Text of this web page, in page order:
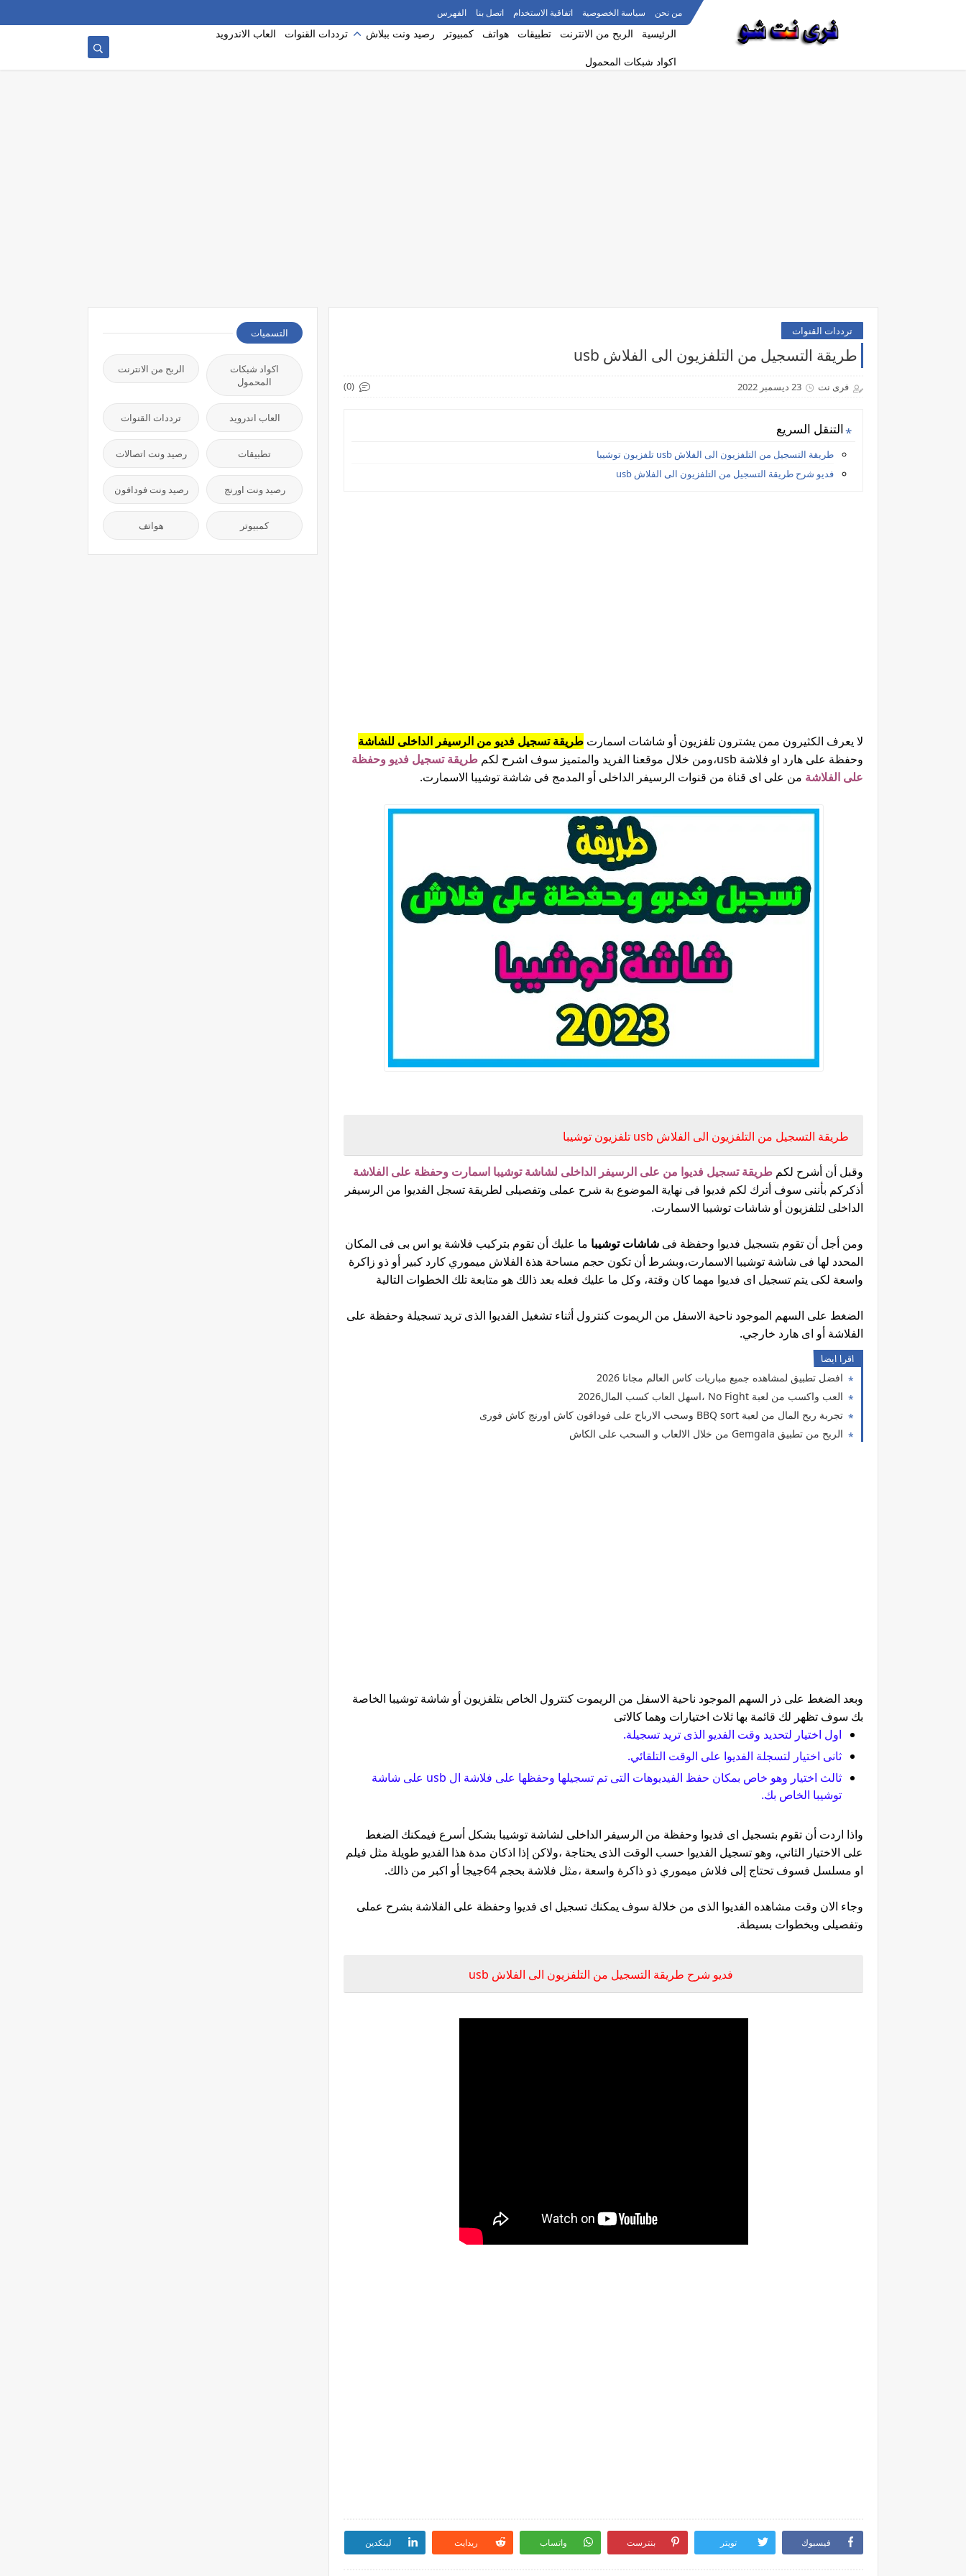
من نحن سياسة الخصوصية اتفاقية الاستخدام اتصل بنا الفهرس
الرئيسية الربح من الانترنت تطبيقات هواتف كمبيوتر رصيد ونت ببلاش ترددات القنوات العاب الاندرويد
اكواد شبكات المحمول
ترددات القنوات
طريقة التسجيل من التلفزيون الى الفلاش usb
فرى نت 23 ديسمبر 2022 (0)
التنقل السريع
طريقة التسجيل من التلفزيون الى الفلاش usb تلفزيون توشيبا
فديو شرح طريقة التسجيل من التلفزيون الى الفلاش usb
لا يعرف الكثيرون ممن يشترون تلفزيون أو شاشات اسمارت طريقة تسجيل فديو من الرسيفر الداخلى للشاشة
وحفظة على هارد او فلاشة usb،ومن خلال موقعنا الفريد والمتميز سوف اشرح لكم
طريقة تسجيل فديو وحفظة
على الفلاشة من على اى قناة من قنوات الرسيفر الداخلى أو المدمج فى شاشة توشيبا الاسمارت.
طريقة التسجيل من التلفزيون الى الفلاش usb تلفزيون توشيبا
وقبل أن أشرح لكم طريقة تسجيل فديوا من على الرسيفر الداخلى لشاشة توشيبا اسمارت وحفظة على الفلاشة
أذكركم بأننى سوف أترك لكم فديوا فى نهاية الموضوع بة شرح عملى وتفصيلى لطريقة تسجل الفديوا من الرسيفر
الداخلى لتلفزيون أو شاشات توشيبا الاسمارت.
ومن أجل أن تقوم بتسجيل فديوا وحفظة فى شاشات توشيبا ما عليك أن تقوم بتركيب فلاشة يو اس بى فى المكان
المحدد لها فى شاشة توشيبا الاسمارت،وبشرط أن تكون حجم مساحة هذة الفلاش ميموري كارد كبير أو ذو زاكرة
واسعة لكى يتم تسجيل اى فديوا مهما كان وقتة، وكل ما عليك فعله بعد ذالك هو متابعة تلك الخطوات التالية
الضغط على السهم الموجود ناحية الاسفل من الريموت كنترول أثناء تشغيل الفديوا الذى تريد تسجيلة وحفظة على
الفلاشة أو اى هارد خارجي.
اقرا ايضا
افضل تطبيق لمشاهده جميع مباريات كاس العالم مجانا 2026
العب واكسب من لعبة No Fight ،اسهل العاب كسب المال2026
تجربة ربح المال من لعبة BBQ sort وسحب الارباح على فودافون كاش اورنج كاش فورى
الربح من تطبيق Gemgala من خلال الالعاب و السحب على الكاش
وبعد الضغط على ذر السهم الموجود ناحية الاسفل من الريموت كنترول الخاص بتلفزيون أو شاشة توشيبا الخاصة
بك سوف تظهر لك قائمة بها ثلاث اختيارات وهما كالاتى
اول اختيار لتحديد وقت الفديو الذى تريد تسجيلة.
ثانى اختيار لتسجلة الفديوا على الوقت التلقائي.
ثالث اختيار وهو خاص بمكان حفظ الفيديوهات التى تم تسجيلها وحفظها على فلاشة ال usb على شاشة
توشيبا الخاص بك.
واذا اردت أن تقوم بتسجيل اى فديوا وحفظة من الرسيفر الداخلى لشاشة توشيبا بشكل أسرع فيمكنك الضغط
على الاختيار الثاني، وهو تسجيل الفديوا حسب الوقت الذى يحتاجة ،ولاكن إذا اذكان مدة هذا الفديو طويلة مثل فيلم
او مسلسل فسوف تحتاج إلى فلاش ميموري ذو ذاكرة واسعة ،مثل فلاشة بحجم 64جيجا أو اكبر من ذالك.
وجاء الان وقت مشاهده الفديوا الذى من خلالة سوف يمكنك تسجيل اى فديوا وحفظة على الفلاشة بشرح عملى
وتفصيلى وبخطوات بسيطة.
فديو شرح طريقة التسجيل من التلفزيون الى الفلاش usb
فيسبوك تويتر بنترست واتساب ريدايت لينكدين
التسميات
اكواد شبكات
المحمول
الربح من الانترنت
العاب اندرويد ترددات القنوات
تطبيقات رصيد ونت اتصالات
رصيد ونت اورنج رصيد ونت فودافون
كمبيوتر هواتف